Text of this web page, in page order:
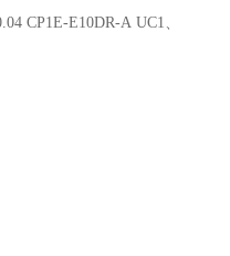
CP1E-E10DR-A UC1、